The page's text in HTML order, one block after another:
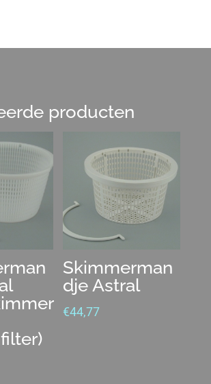
producten
Skimmerman
dje Astral
€44,77